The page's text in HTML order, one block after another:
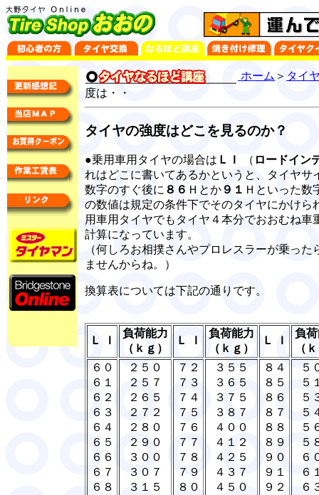
ホーム ＞ タイ
度は・・
タイヤの強度はどこを見るのか？
●乗用車用タイヤの場合は ＬＩ （ ロードイン
れはどこに書いてあるかというと、タイヤ
数字のすぐ後に ８６ Ｈとか ９１ Ｈといった数
の数値は規定の条件下でそのタイヤにかけ
用車用タイヤでもタイヤ４本分でおおむね
計算になっています。
（何しろお相撲さんやプロレスラーが乗っ
ませんからね。）
換算表については下記の通りです。
Ｌ Ｉ
負荷能力
（ｋｇ）
Ｌ Ｉ
負荷能力
（ｋｇ）
Ｌ Ｉ
負
（
６０
６１
６２
６３
６４
６５
６６
６７
６８
２５０
２５７
２６５
２７２
２８０
２９０
３００
３０７
３１５
７２
７３
７４
７５
７６
７７
７８
７９
８０
３５５
３６５
３７５
３８７
４００
４１２
４２５
４３７
４５０
８４
８５
８６
８７
８８
８９
９０
９１
９２
５
５
５
５
５
５
６
６
６